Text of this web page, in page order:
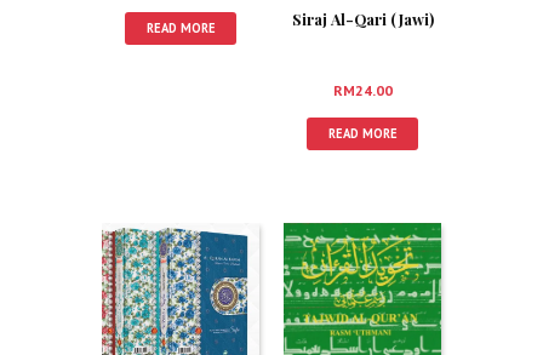
READ MORE Siraj Al-Qari (Jawi)
RM24.00
READ MORE